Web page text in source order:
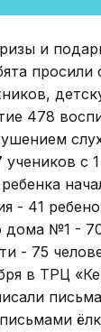
и
просили
478
с
- 41
дома №1 -
- 75
в ТРЦ